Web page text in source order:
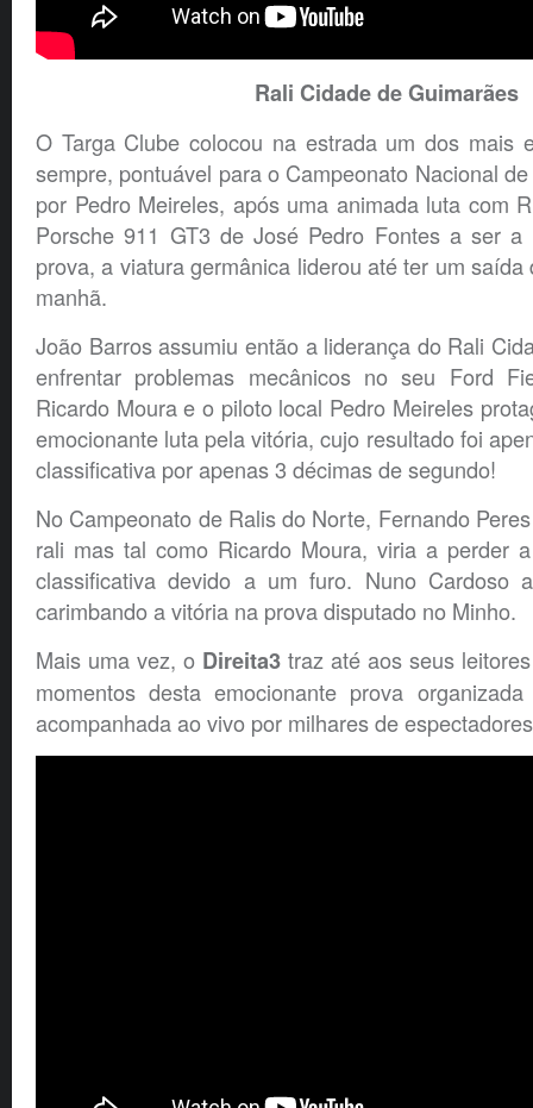
Rali Cidade de Guimarães
O Targa Clube colocou na estrada um dos mais
sempre, pontuável para o Campeonato Nacional
por Pedro Meireles, após uma animada luta com
Porsche 911 GT3 de José Pedro Fontes a ser a
prova, a viatura germânica liderou até ter um
manhã.
João Barros assumiu então a liderança do Rali
enfrentar problemas mecânicos no seu Ford
Ricardo Moura e o piloto local Pedro Meireles
emocionante luta pela vitória, cujo resultado foi
classificativa por apenas 3 décimas de segundo!
No Campeonato de Ralis do Norte, Fernando
rali mas tal como Ricardo Moura, viria a perder
classificativa devido a um furo. Nuno Cardoso
carimbando a vitória na prova disputado no Minho.
Mais uma vez, o Direita3 traz até aos seus
momentos desta emocionante prova
acompanhada ao vivo por milhares de